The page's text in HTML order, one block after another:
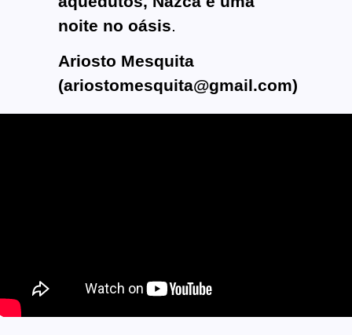
noite no oásis
Ariosto Mesquita
(ariostomesquita@gmail.com)